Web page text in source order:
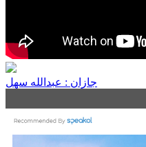
جازان : عبدالله سهل